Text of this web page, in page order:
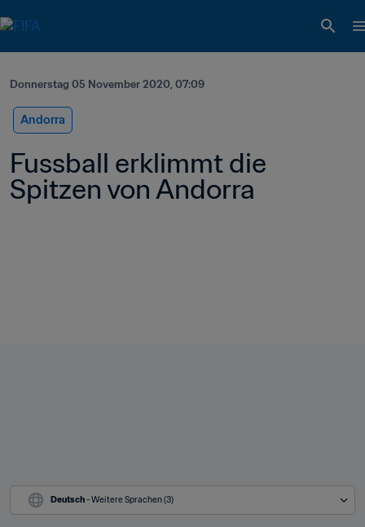
Donnerstag 05 November 2020, 07:09
Andorra
Fussball erklimmt die
Spitzen von Andorra
Deutsch - Weitere Sprachen (3)